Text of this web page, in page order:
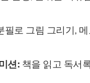
필로 그림 그리기,
션: 책을 읽고 독서